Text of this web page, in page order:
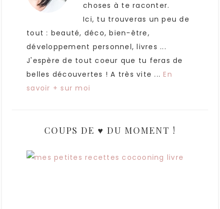
choses à te raconter.
Ici, tu trouveras un peu de
tout : beauté, déco, bien-être,
développement personnel, livres ...
J'espère de tout coeur que tu feras de
belles découvertes ! A très vite ...En
savoir + sur moi
COUPS DE ♥ DU MOMENT !